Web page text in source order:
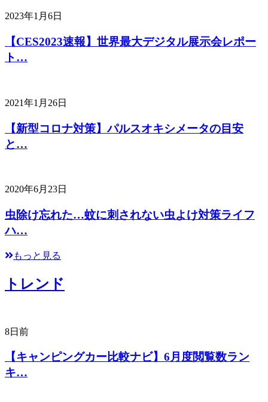
2023年1月6日
【CES2023速報】世界最大デジタル展示会レポー
ト…
2021年1月26日
【新型コロナ対策】パルスオキシメータの目安
と…
2020年6月23日
虫除け忘れた…蚊に刺されない虫よけ対策ライフ
ハ…
もっと見る
トレンド
8日前
【キャンピングカー比較ナビ】6月度閲覧数ラン
キ…